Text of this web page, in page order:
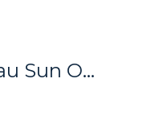
estado – venta directa